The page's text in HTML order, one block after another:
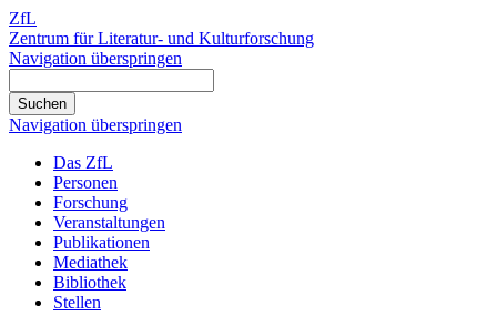
ZfL
Zentrum für Literatur- und Kulturforschung
Navigation überspringen
Navigation überspringen
Das ZfL
Personen
Forschung
Veranstaltungen
Publikationen
Mediathek
Bibliothek
Stellen